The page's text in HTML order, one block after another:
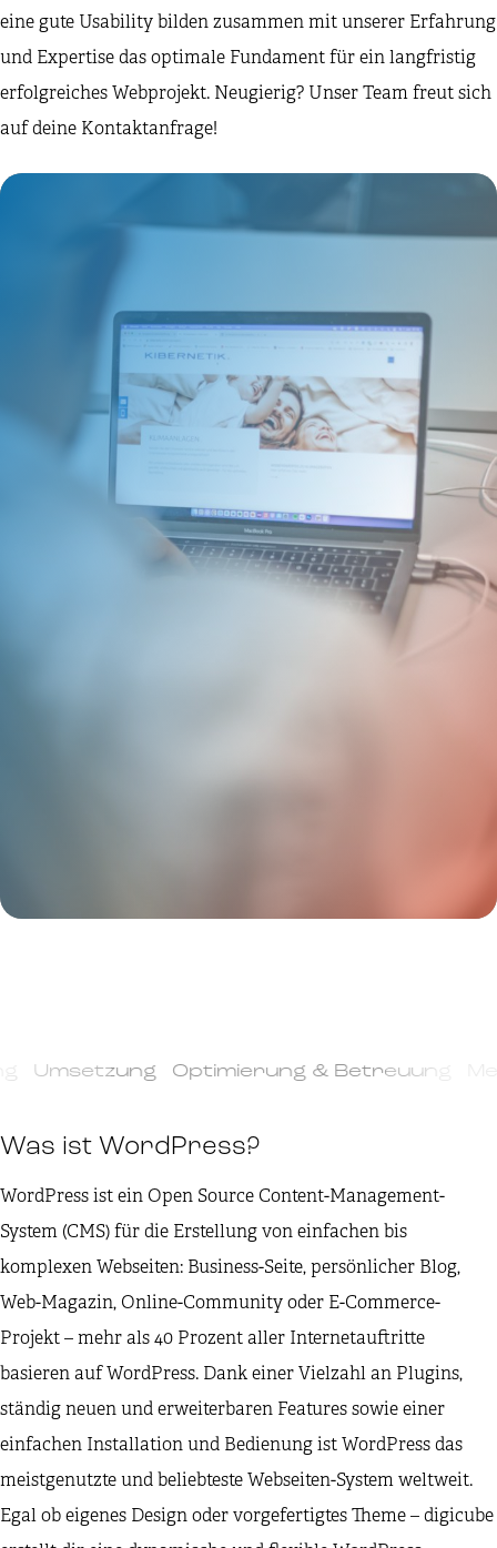
eine gute Usability bilden zusammen mit unserer Erfahrung
und Expertise das optimale Fundament für ein langfristig
erfolgreiches Webprojekt. Neugierig? Unser Team freut sich
auf deine Kontaktanfrage!
Umsetzung Optimierung & Betreuung
Was ist WordPress?
WordPress ist ein Open Source Content-Management-
System (CMS) für die Erstellung von einfachen bis
komplexen Webseiten: Business-Seite, persönlicher Blog,
Web-Magazin, Online-Community oder E-Commerce-
Projekt – mehr als 40 Prozent aller Internetauftritte
basieren auf WordPress. Dank einer Vielzahl an Plugins,
ständig neuen und erweiterbaren Features sowie einer
einfachen Installation und Bedienung ist WordPress das
meistgenutzte und beliebteste Webseiten-System weltweit.
Egal ob eigenes Design oder vorgefertigtes Theme – digicube